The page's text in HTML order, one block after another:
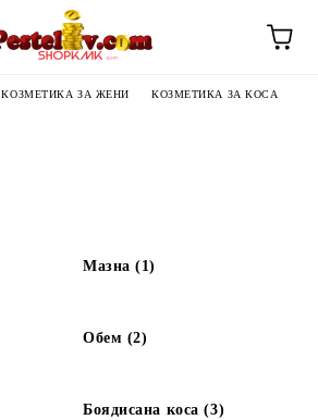
КОЗМЕТИКА ЗА ЖЕНИ
КОЗМЕТИКА ЗА КОСА
Мазна (1)
Обем (2)
Боядисана коса (3)